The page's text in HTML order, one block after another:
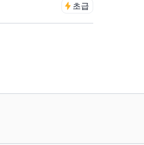
초급